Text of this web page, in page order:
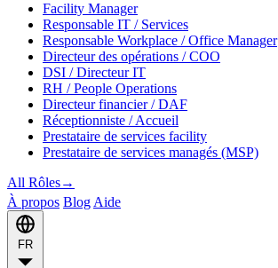
Facility Manager
Responsable IT / Services
Responsable Workplace / Office Manager
Directeur des opérations / COO
DSI / Directeur IT
RH / People Operations
Directeur financier / DAF
Réceptionniste / Accueil
Prestataire de services facility
Prestataire de services managés (MSP)
All Rôles→
À propos Blog Aide